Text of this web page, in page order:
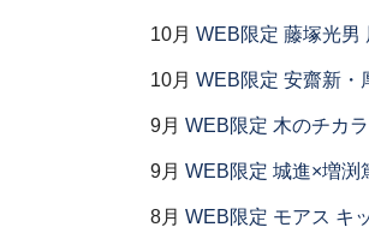
10月 WEB限定 藤塚光男
10月 WEB限定 安齋新・
9月 WEB限定 木のチカ
9月 WEB限定 城進×増渕
8月 WEB限定 モアス キ